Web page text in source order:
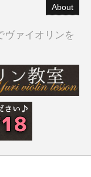
About
ヴァイオリンを